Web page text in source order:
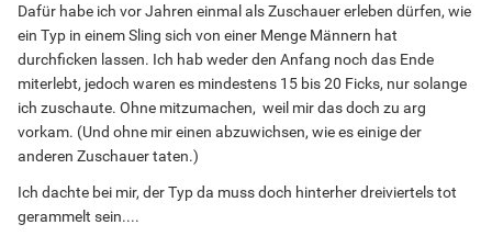
Dafür habe ich vor Jahren einmal als Zuschauer erleben dürfen, wie
ein Typ in einem Sling sich von einer Menge Männern hat
durchficken lassen. Ich hab weder den Anfang noch das Ende
miterlebt, jedoch waren es mindestens 15 bis 20 Ficks, nur solange
ich zuschaute. Ohne mitzumachen, weil mir das doch zu arg
vorkam. (Und ohne mir einen abzuwichsen, wie es einige der
anderen Zuschauer taten.)
Ich dachte bei mir, der Typ da muss doch hinterher dreiviertels tot
gerammelt sein....